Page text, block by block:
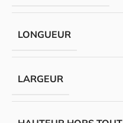
LONGUEUR
LARGEUR